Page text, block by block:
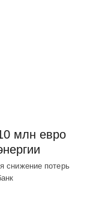
млн евро
снижение потерь